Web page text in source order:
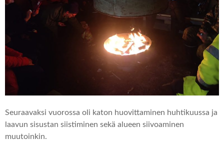
Seuraavaksi vuorossa oli katon huovittaminen huhtikuussa ja
laavun sisustan siistiminen sekä alueen siivoaminen
muutoinkin.